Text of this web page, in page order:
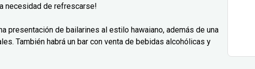
necesidad de refrescarse!
presentación de bailarines al estilo hawaiano, además de una
También habrá un bar con venta de bebidas alcohólicas y